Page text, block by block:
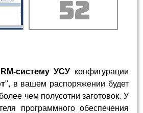
систему УСУ конфигурации
", в вашем распоряжении будет
чем полусотни заготовок. У
программного обеспечения